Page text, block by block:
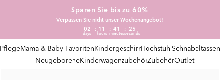
Sparen Sie bis zu 60%
Verpassen Sie nicht unser Wochenangebot!
02
days
11
hours
41
minutes
24
seconds
Mama & Baby FavoritenKindergeschirrHochstuhlSchnabeltassen
NeugeboreneKinderwagenzubehörZubehörOutlet